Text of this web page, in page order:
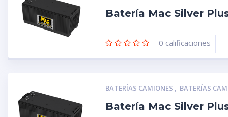
Batería Mac Silver
0 calificaciones
BATERÍAS CAMIONES , BATERÍAS
Batería Mac Silver